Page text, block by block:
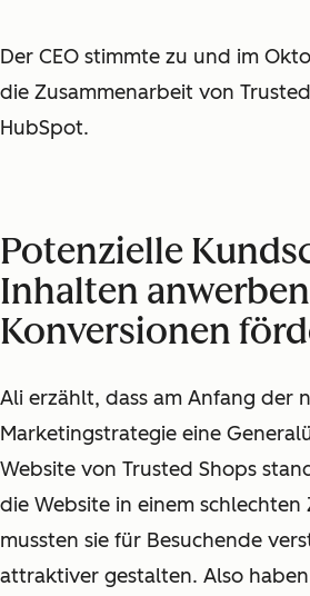
Der CEO stimmte zu und im
die Zusammenarbeit von
HubSpot.
Potenzielle
Inhalten
Konversionen
Ali erzählt, dass am Anfang der
Marketingstrategie eine
Website von Trusted Shops
die Website in einem schlechten
mussten sie für Besuchende
attraktiver gestalten. Also